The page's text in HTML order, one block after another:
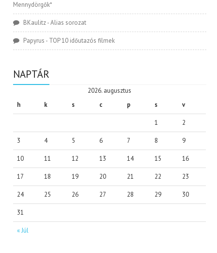
Mennydörgők*
BKaulitz-Alias sorozat
Papyrus - TOP 10 időutazós filmek
NAPTÁR
2026. augusztus
h
k s c p s v
« Júl
1 2
3 4 5 6 7 8 9
10 11 12 13 14 15 16
17 18 19 20 21 22 23
24 25 26 27 28 29 30
31